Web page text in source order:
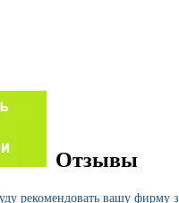
Отзывы
рекомендовать вашу фирму